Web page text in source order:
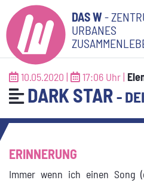
DAS W-
URBANES
10.05.2020 | 17:06 Uhr |
DARK STAR-
ERINNERUNG
Immer wenn ich einen Song